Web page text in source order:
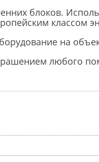
блоков.
классом
на
любого